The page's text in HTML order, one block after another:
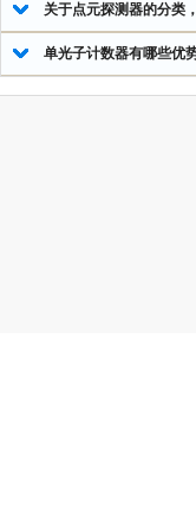
关于点元探测器的分类
单光子计数器有哪些优